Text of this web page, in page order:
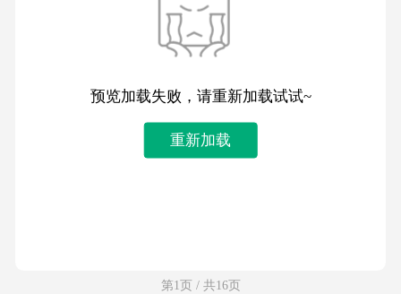
预览加载失败，请重新加载试试~
重新加载
第1页 / 共16页